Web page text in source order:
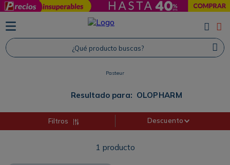
¿Qué producto buscas?
Pasteur
Resultado para: OLOPHARM
Filtros Descuento
1 producto
TÉRMINOS MÁS BUSCADOS
1. Protector Solar
2. Proteina